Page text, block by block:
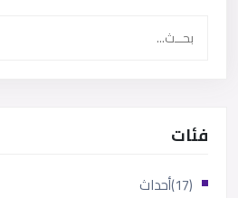
فئات
أحداث (17)